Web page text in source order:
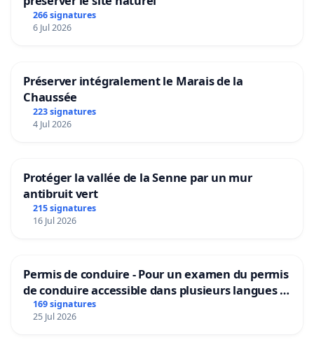
266 signatures
6 Jul 2026
Préserver intégralement le Marais de la
Chaussée
223 signatures
4 Jul 2026
Protéger la vallée de la Senne par un mur
antibruit vert
215 signatures
16 Jul 2026
Permis de conduire - Pour un examen du permis
de conduire accessible dans plusieurs langues à
Bruxelles
169 signatures
25 Jul 2026